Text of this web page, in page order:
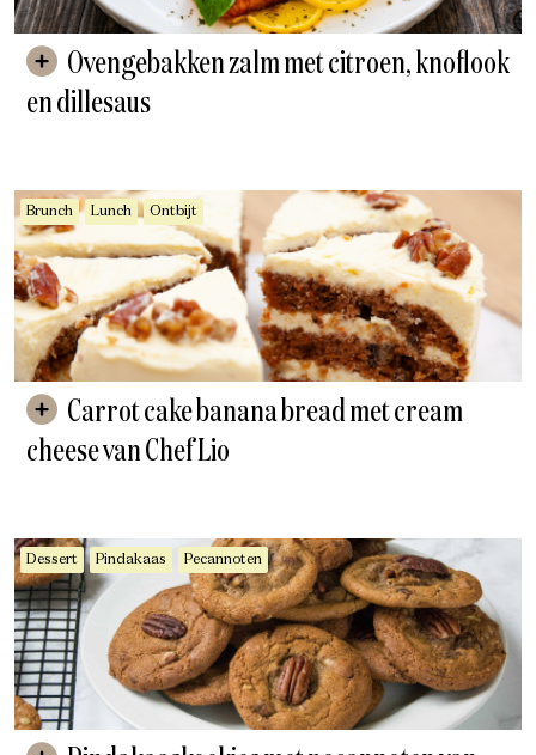
en dillesaus
Brunch Lunch Ontbijt
cheese van Chef Lio
Dessert Pindakaas Pecannoten